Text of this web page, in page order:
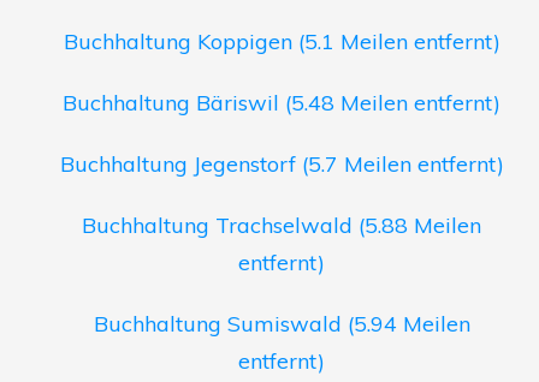
Buchhaltung Koppigen (5.1 Meilen entfernt)
Buchhaltung Bäriswil (5.48 Meilen entfernt)
Buchhaltung Jegenstorf (5.7 Meilen entfernt)
Buchhaltung Trachselwald (5.88 Meilen
entfernt)
Buchhaltung Sumiswald (5.94 Meilen
entfernt)